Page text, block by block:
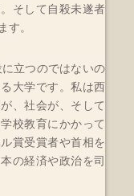
そして自殺未遂者
。
立つのではないの
大学です。私は西
、社会が、そして
校教育にかかって
賞受賞者や首相を
の経済や政治を司